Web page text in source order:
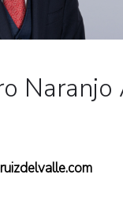
Naranjo